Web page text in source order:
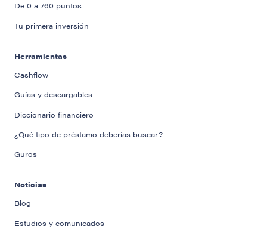
De 0 a 760 puntos
Tu primera inversión
Herramientas
Cashflow
Guías y descargables
Diccionario financiero
¿Qué tipo de préstamo deberías buscar?
Guros
Noticias
Blog
Estudios y comunicados